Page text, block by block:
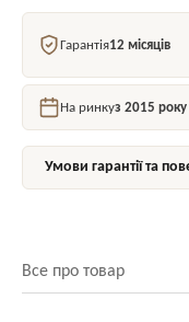
Гарантія12 місяців
На ринкуз 2015 року
Умови гарантії та
Все про товар